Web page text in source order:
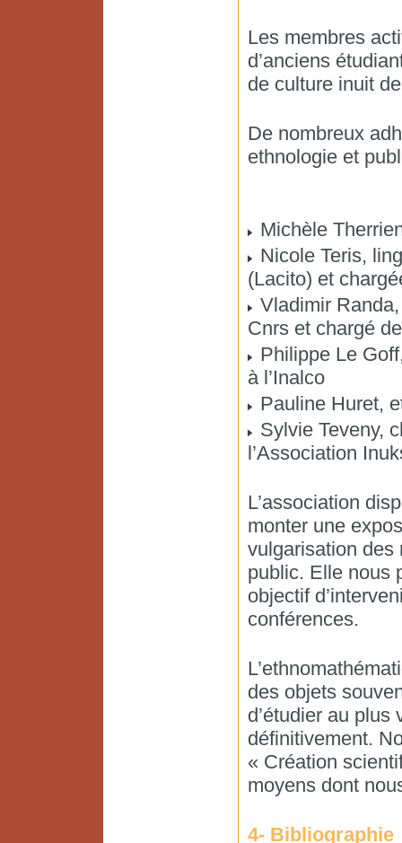
Les membres
d’anciens
de culture inuit
De nombreux
ethnologie et
Michèle
Nicole Teris,
(Lacito) et
Vladimir
Cnrs et chargé
Philippe Le
à l’Inalco
Pauline Huret,
Sylvie Teveny,
l’Association
L’association
monter une
vulgarisation des
public. Elle nous
objectif
conférences.
des objets
d’étudier au plus
définitivement.
« Création
moyens dont
4- Bibliographie